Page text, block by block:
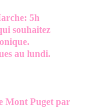
5h
souhaitez
au lundi.
Mont Puget par